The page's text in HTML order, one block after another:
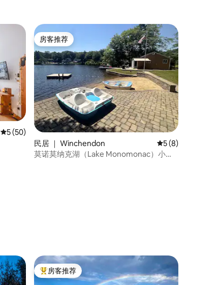
平均评分 5 分（满分 5 分），共 50 条评价
5 (50)
房客推荐
房客推荐
民居 ｜ Winchendon 平均评分 5 分（
5 (8)
莫诺莫纳克湖（Lake Monomonac）小
热门「房客推荐」
房客推荐